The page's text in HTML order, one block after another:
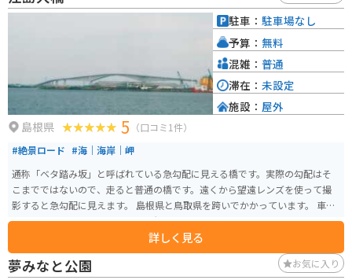
島根県 5 （口コミ1件）
#絶景ロード #海｜海岸｜岬
通称「ベタ踏み坂」と呼ばれている急勾配に見える橋です。実際の勾配はそ
こまでではないので、走ると普通の橋です。遠くから望遠レンズを使って撮
影すると急勾配に見えます。 島根県と鳥取県を跨いでかかっています。 車の
CMでも使用されたことのある場所なので、テレビで見たことのある人はいる
かもしれませんが、島根にあることは意外と知られていないので、行ってお
くと話題作りになるかもしれません。 橋自体には当然駐車はできませんが、
渡り切った先にコンビニがあるので、そこ止めて眺めている人が多いです。
詳しく見る
駐車： 駐車場なし
予算： 無料
混雑： 普通
滞在： 未設定
施設： 屋外
夢みなと公園 お気に入り